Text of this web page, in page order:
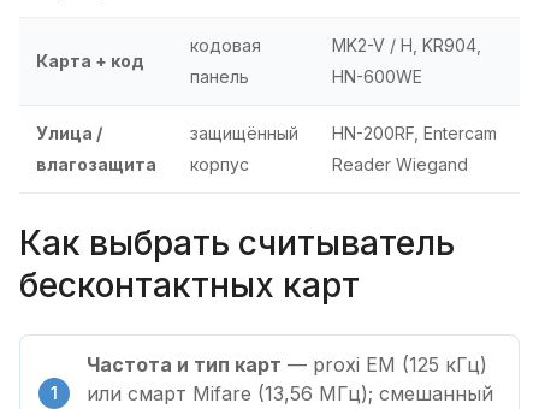
Карта + код
кодовая
панель
MK2-V / H, KR904,
HN-600WE
Улица /
влагозащита
защищённый
корпус
HN-200RF, Entercam
Reader Wiegand
Как выбрать считыватель
бесконтактных карт
Частота и тип карт — proxi EM (125 кГц)
или смарт Mifare (13,56 МГц); смешанный